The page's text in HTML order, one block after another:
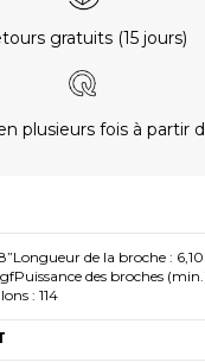
gratuits (15 jours)
plusieurs fois à partir
de la broche :
des broches
: 114